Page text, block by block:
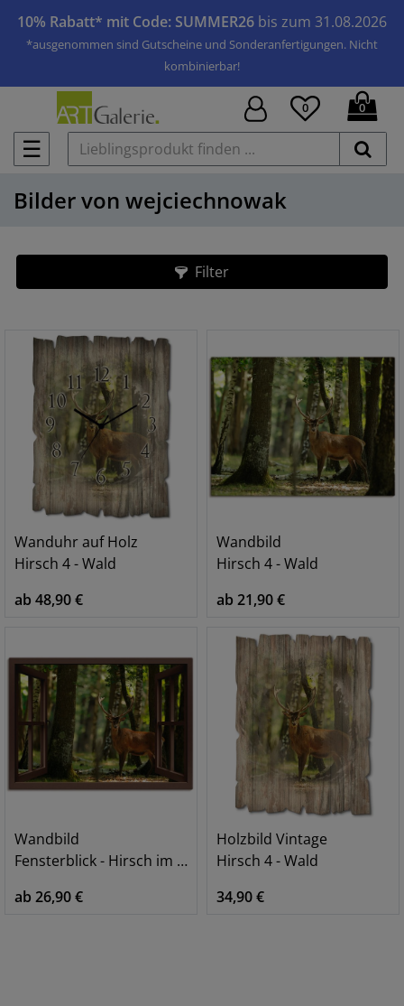
10% Rabatt* mit Code: SUMMER26 bis zum 31.08.2026
*ausgenommen sind Gutscheine und Sonderanfertigungen. Nicht
kombinierbar!
☰
0 0
Bilder von wejciechnowak
Filter
Wanduhr auf Holz
Hirsch 4 - Wald
ab 48,90 €
Wandbild
Hirsch 4 - Wald
ab 21,90 €
Wandbild
Fensterblick - Hirsch im Wald, braun
ab 26,90 €
Holzbild Vintage
Hirsch 4 - Wald
34,90 €